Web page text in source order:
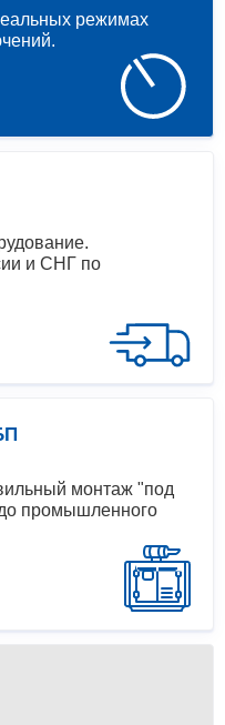
и СНГ по
монтаж "под
промышленного
режимах